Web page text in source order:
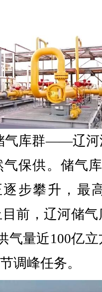
气库群——辽河
保供。储气
逐步攀升，最
前，辽河储
气量近100亿
调峰任务。